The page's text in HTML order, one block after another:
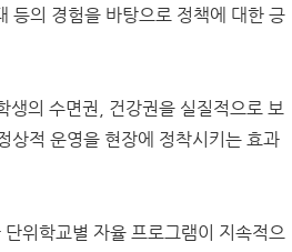
등의 경험을 바탕으로 정책에 대한 긍
생의 수면권, 건강권을 실질적으로 보
상적 운영을 현장에 정착시키는 효과
위학교별 자율 프로그램이 지속적으